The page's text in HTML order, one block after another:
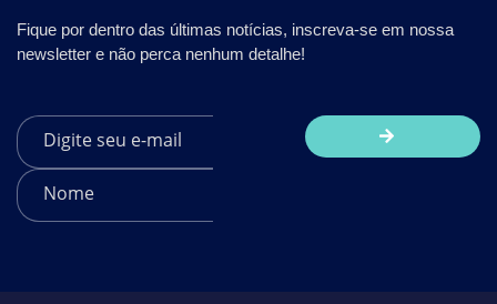
Fique por dentro das últimas notícias, inscreva-se em nossa
newsletter e não perca nenhum detalhe!